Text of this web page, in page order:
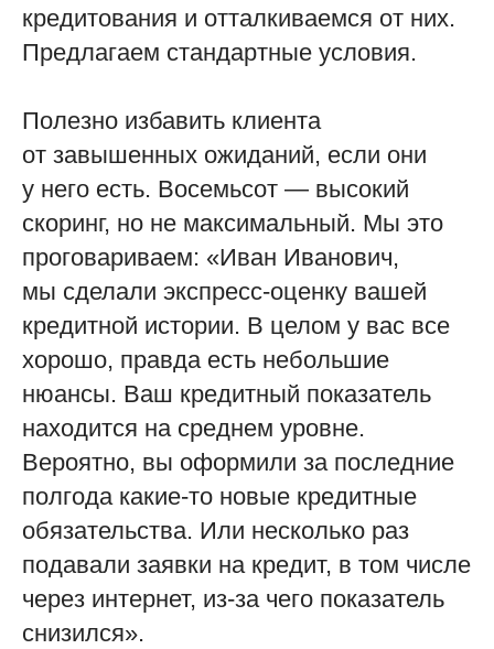
кредитования и отталкиваемся от них.
Предлагаем стандартные условия.
Полезно избавить клиента
от завышенных ожиданий, если они
у него есть. Восемьсот — высокий
скоринг, но не максимальный. Мы это
проговариваем: «Иван Иванович,
мы сделали экспресс-оценку вашей
кредитной истории. В целом у вас все
хорошо, правда есть небольшие
нюансы. Ваш кредитный показатель
находится на среднем уровне.
Вероятно, вы оформили за последние
полгода какие-то новые кредитные
обязательства. Или несколько раз
подавали заявки на кредит, в том числе
через интернет, из-за чего показатель
снизился».